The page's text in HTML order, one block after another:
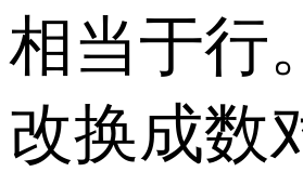
相当于行
改换成数